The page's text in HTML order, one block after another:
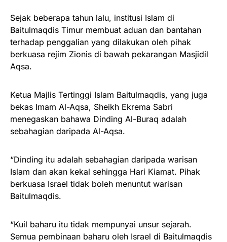
Sejak beberapa tahun lalu, institusi Islam di
Baitulmaqdis Timur membuat aduan dan bantahan
terhadap penggalian yang dilakukan oleh pihak
berkuasa rejim Zionis di bawah pekarangan Masjidil
Aqsa.
Ketua Majlis Tertinggi Islam Baitulmaqdis, yang juga
bekas Imam Al-Aqsa, Sheikh Ekrema Sabri
menegaskan bahawa Dinding Al-Buraq adalah
sebahagian daripada Al-Aqsa.
“Dinding itu adalah sebahagian daripada warisan
Islam dan akan kekal sehingga Hari Kiamat. Pihak
berkuasa Israel tidak boleh menuntut warisan
Baitulmaqdis.
“Kuil baharu itu tidak mempunyai unsur sejarah.
Semua pembinaan baharu oleh Israel di Baitulmaqdis